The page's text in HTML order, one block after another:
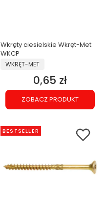
Wkręty ciesielskie Wkręt-Met
WKCP
PRODUCENT
WKRĘT-MET
Cena
0,65 zł
ZOBACZ PRODUKT
BESTSELLER